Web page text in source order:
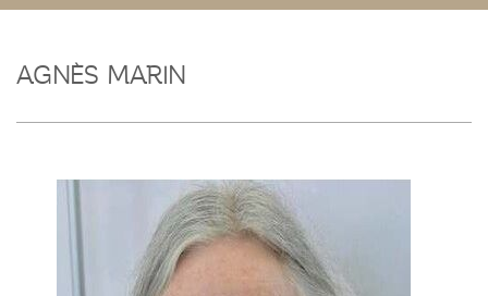
NOUVEAUTÉS
SOCIÉTÉ DES ÉCRIVAINS
CONNAISSANCES ET SAVOIRS
MON PETIT ÉDITEUR
AGNÈS MARIN